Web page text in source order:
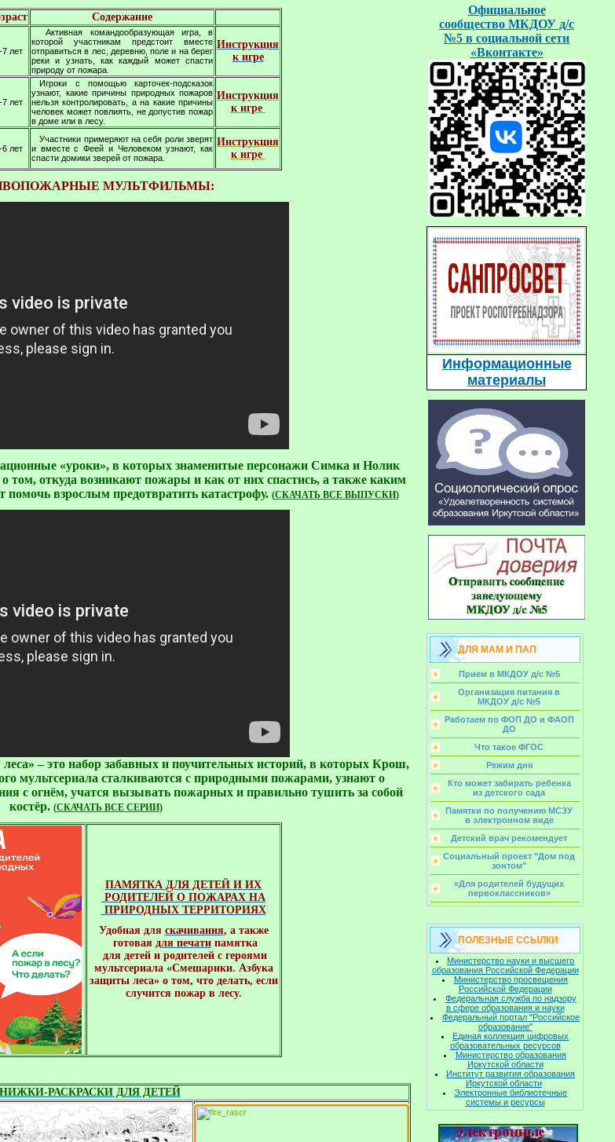
Содержание
7 лет
Активная командообразующая игра, в
которой участникам предстоит вместе
отправиться в лес, деревню, поле и на берег
реки и узнать, как каждый может спасти
природу от пожара.
Инструкция
к игре
7 лет
Игроки с помощью карточек-подсказок
узнают, какие причины природных пожаров
нельзя контролировать, а на какие причины
человек может повлиять, не допустив пожар
в доме или в лесу.
Инструкция
к игре
6 лет
Участники примеряют на себя роли зверят
и вместе с Феей и Человеком узнают, как
спасти домики зверей от пожара.
Инструкция
к игре
МУЛЬТФИЛЬМЫ:
«уроки», в которых знаменитые персонажи Симка и Нолик
том, откуда возникают пожары и как от них спастись, а также каким
взрослым предотвратить катастрофу. (СКАЧАТЬ ВСЕ ВЫПУСКИ)
– это набор забавных и поучительных историй, в которых Крош,
мультсериала сталкиваются с природными пожарами, узнают о
с огнём, учатся вызывать пожарных и правильно тушить за собой
костёр. (СКАЧАТЬ ВСЕ СЕРИИ)
ПАМЯТКА ДЛЯ ДЕТЕЙ И ИХ
РОДИТЕЛЕЙ О ПОЖАРАХ
ПРИРОДНЫХ ТЕРРИТОРИЯХ
Удобная для скачивания, а также
готовая для печати памятка
для детей и родителей с героями
мультсериала «Смешарики. Азбука
защиты леса» о том, что делать, если
случится пожар в лесу.
РАСКРАСКИ ДЛЯ ДЕТЕЙ
Официальное
сообщество МКДОУ д/с
№5 в социальной сети
«Вконтакте»
Информационные
материалы
ДЛЯ МАМ И ПАП
Прием в МКДОУ д/с №5
Организация питания в
МКДОУ д/с №5
Работаем по ФОП ДО и ФАОП
ДО
Что такое ФГОС
Режим дня
Кто может забирать ребенка
из детского сада
Памятки по получению МСЗУ
в электронном виде
Детский врач рекомендует
Социальный проект "Дом под
зонтом"
«Для родителей будущих
первоклассников»
ПОЛЕЗНЫЕ ССЫЛКИ
Министерство науки и высшего
образования Российской Федерации
Министерство просвещения
Российской Федерации
Федеральная служба по надзору
в сфере образования и науки
Федеральный портал "Российское
образование"
Единая коллекция цифровых
образовательных ресурсов
Министерство образования
Иркутской области
Институт развития образования
Иркутской области
Электронные библиотечные
системы и ресурсы